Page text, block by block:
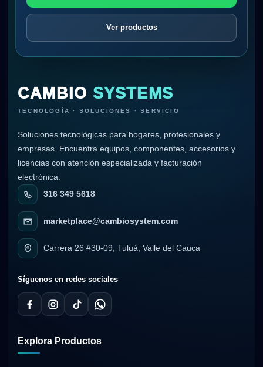
Ver productos
CAMBIO SYSTEMS
TECNOLOGÍA · SOLUCIONES · SERVICIO
Soluciones tecnológicas para hogares, profesionales y
empresas. Encuentra equipos, componentes, accesorios y
licencias con atención especializada y facturación
electrónica.
316 349 5618
marketplace@cambiosystem.com
Carrera 26 #30-09, Tuluá, Valle del Cauca
Síguenos en redes sociales
Explora Productos